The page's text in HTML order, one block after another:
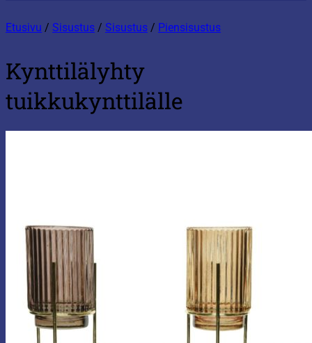
Etusivu / Sisustus / Sisustus / Piensisustus
Kynttilälyhty
tuikkukynttilälle